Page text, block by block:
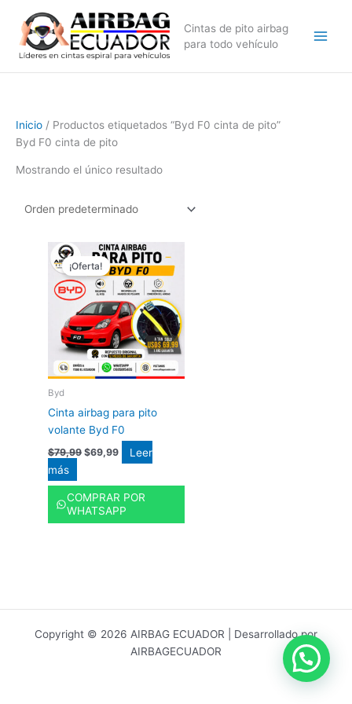
contenido
Cintas de pito airbag
para todo vehículo
Inicio / Productos etiquetados “Byd F0 cinta de pito”
Byd F0 cinta de pito
Mostrando el único resultado
¡Oferta!
Byd
Cinta airbag para pito
volante Byd F0
$79,99
precio
original
era:
$79,99.
$69,99
El
precio
actual
es:
$69,99.
Leer
más
COMPRAR POR
WHATSAPP
Copyright © 2026 AIRBAG ECUADOR | Desarrollado por
AIRBAGECUADOR